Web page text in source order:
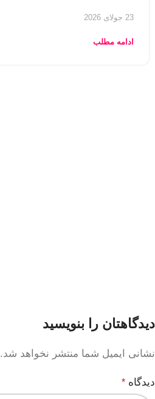
23 جولای 2026
ادامه مطلب
دیدگاهتان را بنویسید
نشانی ایمیل شما منتشر نخواهد شد.
دیدگاه *